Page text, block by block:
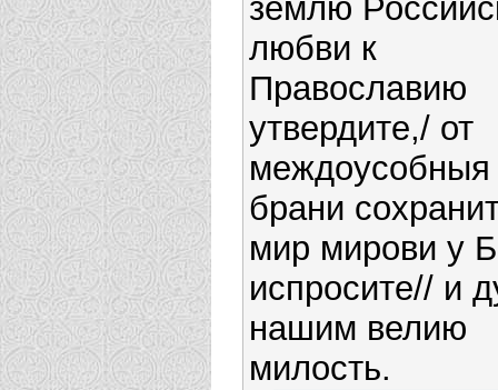
землю
любви к
Православию
утвердите,/ от
междоусобныя
брани
мир мирови у
испросите// и
нашим велию
милость.